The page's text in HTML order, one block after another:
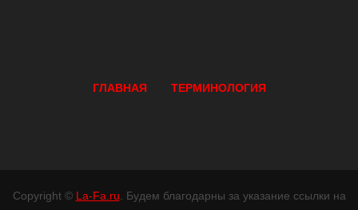
ГЛАВНАЯ ТЕРМИНОЛОГИЯ
Copyright © La-Fa.ru . Будем благодарны за указание ссылки на